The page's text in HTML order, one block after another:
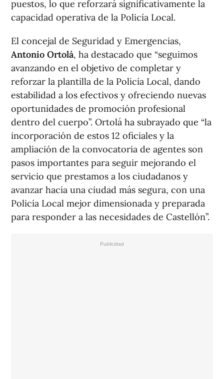
puestos, lo que reforzará significativamente la
capacidad operativa de la Policía Local.
El concejal de Seguridad y Emergencias,
Antonio Ortolá, ha destacado que “seguimos
avanzando en el objetivo de completar y
reforzar la plantilla de la Policía Local, dando
estabilidad a los efectivos y ofreciendo nuevas
oportunidades de promoción profesional
dentro del cuerpo”. Ortolá ha subrayado que “la
incorporación de estos 12 oficiales y la
ampliación de la convocatoria de agentes son
pasos importantes para seguir mejorando el
servicio que prestamos a los ciudadanos y
avanzar hacia una ciudad más segura, con una
Policía Local mejor dimensionada y preparada
para responder a las necesidades de Castellón”.